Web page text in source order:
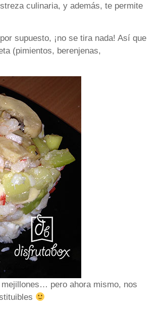
culinaria, y además, te permite
supuesto, ¡no se tira nada! Así que
(pimientos, berenjenas,
pero ahora mismo, nos